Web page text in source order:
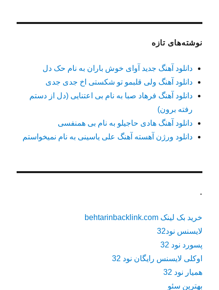
نوشته‌های تازه
دانلود آهنگ جدید آوای خوش باران به نام حک دل
دانلود آهنگ ولی قلبمو تو شکستی اخ جدی جدی
دانلود آهنگ فرهاد صبا به نام بی اعتنایی (دل از دستم
رفته برون)
دانلود آهنگ هادی حاجیلو به نام بی همنفسی
دانلود ورژن آهسته آهنگ علی یاسینی به نام نمیخواستم
.
خرید بک لینک behtarinbacklink.com
لایسنس نود32
پسورد نود 32
اوکلی لایسنس رایگان نود 32
همیار نود 32
بهترین سئو